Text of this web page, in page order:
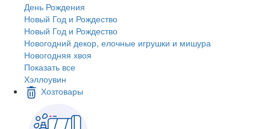
День Рождения
Новый Год и Рождество
Новый Год и Рождество
Новогодний декор, елочные игрушки и мишура
Новогодняя хвоя
Показать все
Хэллоувин
Хозтовары